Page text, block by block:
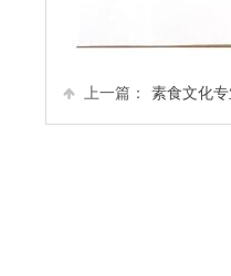
上一篇： 素食文化